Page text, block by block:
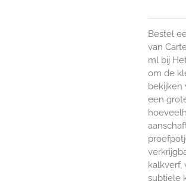
Bestel
van
ml bij
om de
bekijken
een
kalkverf,
subtiele